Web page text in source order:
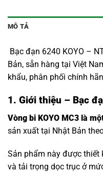
MÔ TẢ
Bạc đạn 6240 KOYO –
Bản, sẵn hàng tại Việt
khẩu, phân phối chính
1. Giới thiệu – Bạc
Vòng bi KOYO MC3 là
sản xuất tại Nhật Bản
Sản phẩm này được thiết
và tải trọng dọc trục ở